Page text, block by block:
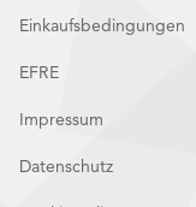
Einkaufsbedingungen
EFRE
Impressum
Datenschutz